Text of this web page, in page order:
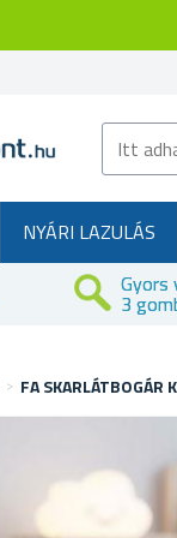
NYÁRI LAZULÁS
Gyors
3
FA SKARLÁTBOGÁR